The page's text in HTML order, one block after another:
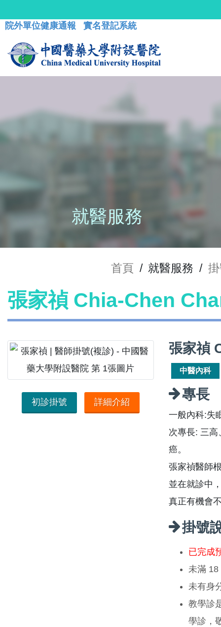
院外單位健康通報 實名登記系統
就醫服務
首頁 / 就醫服務 /
張家禎 Chia-Chen
初診掛號 詳細介紹
張家禎
中醫內科
專長
一般內科:失
次專長: 三
癌。
張家禎醫師
並在就診中
真正有機會
掛號
已完成
未滿 18
未有身
教學診
學診，